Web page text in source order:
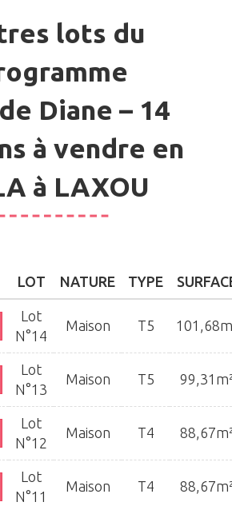
lots du
Diane – 14
à vendre en
à LAXOU
LOT NATURE TYPE
Lot
N°14
Maison T5
Lot
N°13
Maison T5
Lot
N°12
Maison T4
Lot
N°11
Maison T4